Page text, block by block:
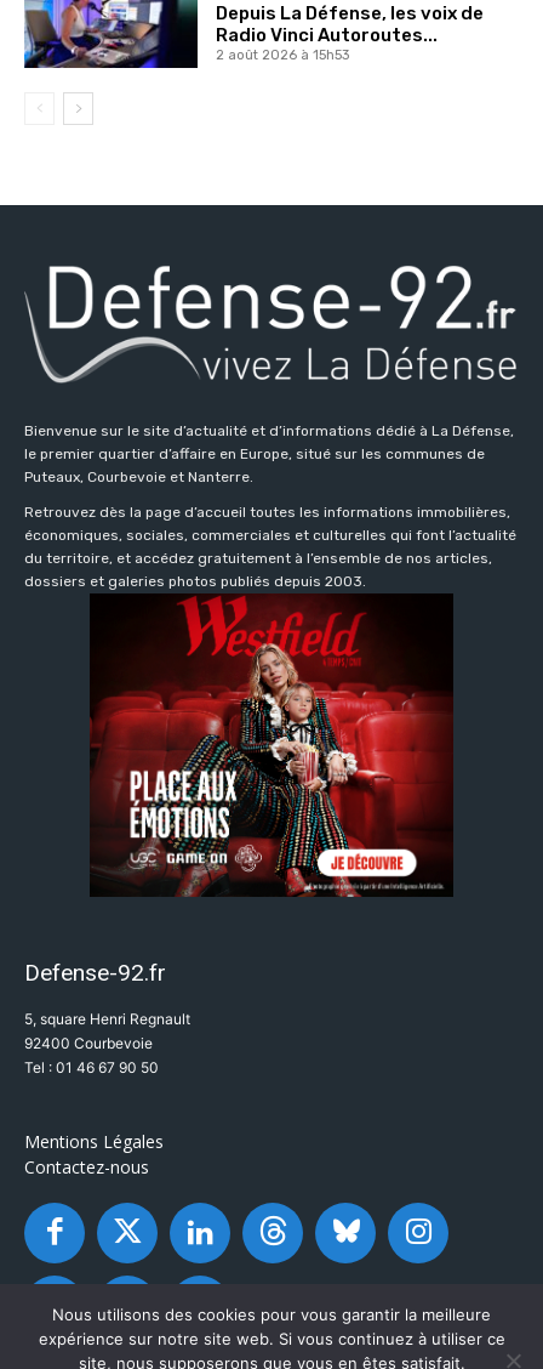
Depuis La Défense, les voix de
Radio Vinci Autoroutes...
2 août 2026 à 15h53
Bienvenue sur le site d’actualité et d’informations dédié à La Défense,
le premier quartier d’affaire en Europe, situé sur les communes de
Puteaux, Courbevoie et Nanterre.
Retrouvez dès la page d’accueil toutes les informations immobilières,
économiques, sociales, commerciales et culturelles qui font l’actualité
du territoire, et accédez gratuitement à l’ensemble de nos articles,
dossiers et galeries photos publiés depuis 2003.
Defense-92.fr
5, square Henri Regnault
92400 Courbevoie
Tel : 01 46 67 90 50
Mentions Légales
Contactez-nous
Nous utilisons des cookies pour vous garantir la meilleure
expérience sur notre site web. Si vous continuez à utiliser ce
site, nous supposerons que vous en êtes satisfait.